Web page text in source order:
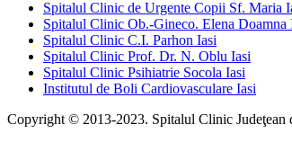
Spitalul Clinic de Urgente Copii Sf. Maria
Spitalul Clinic Ob.-Gineco. Elena Doamna
Spitalul Clinic C.I. Parhon Iasi
Spitalul Clinic Prof. Dr. N. Oblu Iasi
Spitalul Clinic Psihiatrie Socola Iasi
Institutul de Boli Cardiovasculare Iasi
Copyright © 2013-2023. Spitalul Clinic Judeţean